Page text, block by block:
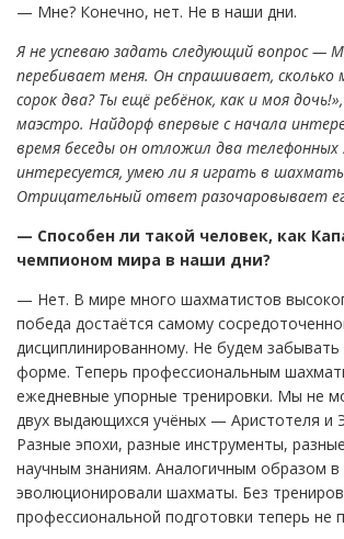
— Мне? Конечно, нет. Не в наши дни.
Я не успеваю задать следующий вопрос —
перебивает меня. Он спрашивает, сколько
сорок два? Ты ещё ребёнок, как и моя
маэстро. Найдорф впервые с начала
время беседы он отложил два телефонных
интересуется, умею ли я играть в
Отрицательный ответ разочаровывает
— Способен ли такой человек, как
чемпионом мира в наши дни?
— Нет. В мире много шахматистов
победа достаётся самому
дисциплинированному. Не будем
форме. Теперь профессиональным
ежедневные упорные тренировки. Мы не
двух выдающихся учёных — Аристотеля и
Разные эпохи, разные инструменты,
научным знаниям. Аналогичным образом в
эволюционировали шахматы. Без
профессиональной подготовки теперь не